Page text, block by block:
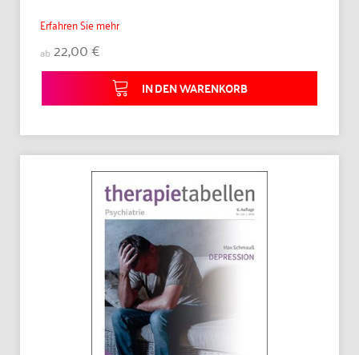
Erfahren Sie mehr
ab22,00 €
IN DEN WARENKORB